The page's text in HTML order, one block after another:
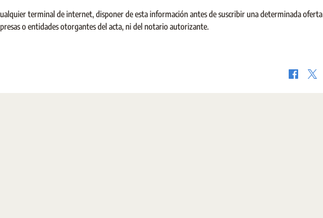
terminal de internet, disponer de esta información antes de suscribir una determinada oferta
o entidades otorgantes del acta, ni del notario autorizante.